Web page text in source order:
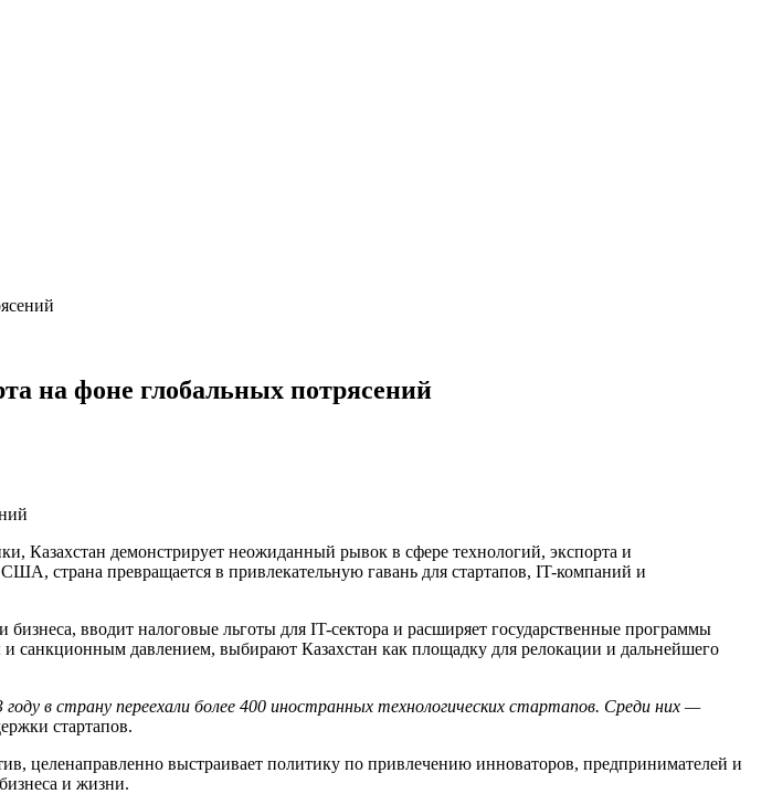
на фоне глобальных потрясений
Казахстан демонстрирует неожиданный рывок в сфере технологий, экспорта и
страна превращается в привлекательную гавань для стартапов, IT-компаний и
вводит налоговые льготы для IT-сектора и расширяет государственные программы
давлением, выбирают Казахстан как площадку для релокации и дальнейшего
в страну переехали более 400 иностранных технологических стартапов. Среди них —
стартапов.
целенаправленно выстраивает политику по привлечению инноваторов, предпринимателей и
и жизни.